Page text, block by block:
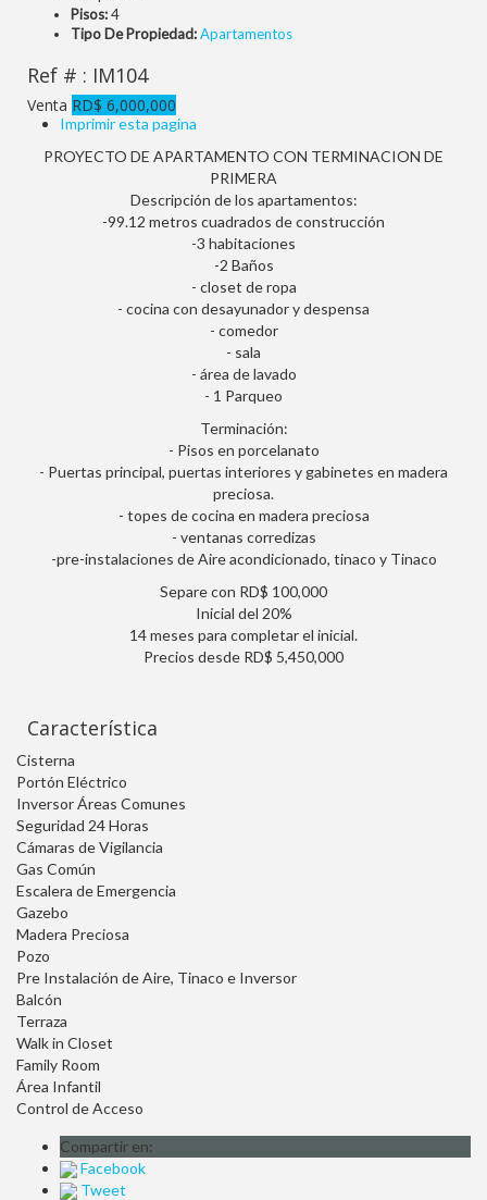
Pisos:4
Tipo De Propiedad:Apartamentos
Ref # : IM104
Venta RD$ 6,000,000
Imprimir esta pagina
PROYECTO DE APARTAMENTO CON TERMINACION DE
PRIMERA
Descripción de los apartamentos:
-99.12 metros cuadrados de construcción
-3 habitaciones
-2 Baños
- closet de ropa
- cocina con desayunador y despensa
- comedor
- sala
- área de lavado
- 1 Parqueo
Terminación:
- Pisos en porcelanato
- Puertas principal, puertas interiores y gabinetes en madera
preciosa.
- topes de cocina en madera preciosa
- ventanas corredizas
-pre-instalaciones de Aire acondicionado, tinaco y Tinaco
Separe con RD$ 100,000
Inicial del 20%
14 meses para completar el inicial.
Precios desde RD$ 5,450,000
Característica
Cisterna
Portón Eléctrico
Inversor Áreas Comunes
Seguridad 24 Horas
Cámaras de Vigilancia
Gas Común
Escalera de Emergencia
Gazebo
Madera Preciosa
Pozo
Pre Instalación de Aire, Tinaco e Inversor
Balcón
Terraza
Walk in Closet
Family Room
Área Infantil
Control de Acceso
Compartir en:
Facebook
Tweet